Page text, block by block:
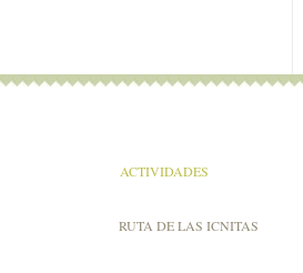
ACTIVIDADES
RUTA DE LAS ICNITAS